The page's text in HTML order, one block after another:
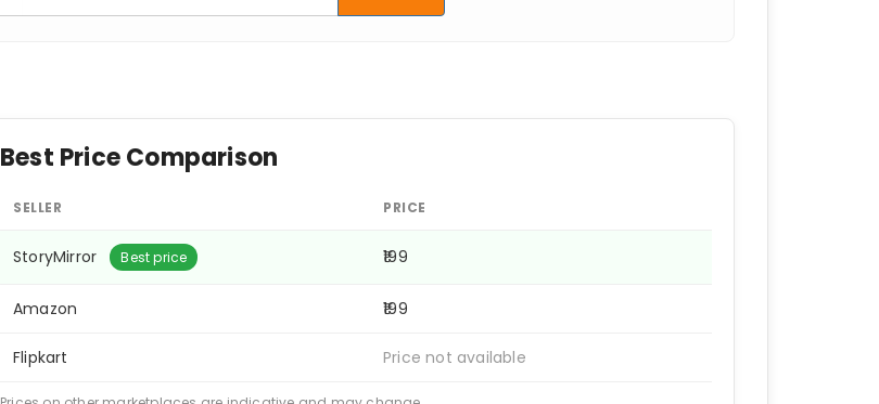
Best Price Comparison
SELLER PRICE
StoryMirror Best price ₹199
Amazon ₹199
Flipkart Price not available